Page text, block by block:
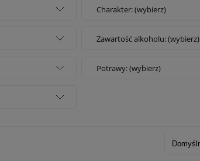
Charakter: (wybierz)
Zawartość alkoholu: (wybierz)
Potrawy: (wybierz)